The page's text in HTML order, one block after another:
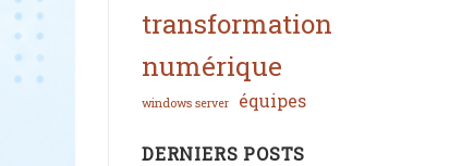
transformation
numérique
windows server équipes
DERNIERS POSTS